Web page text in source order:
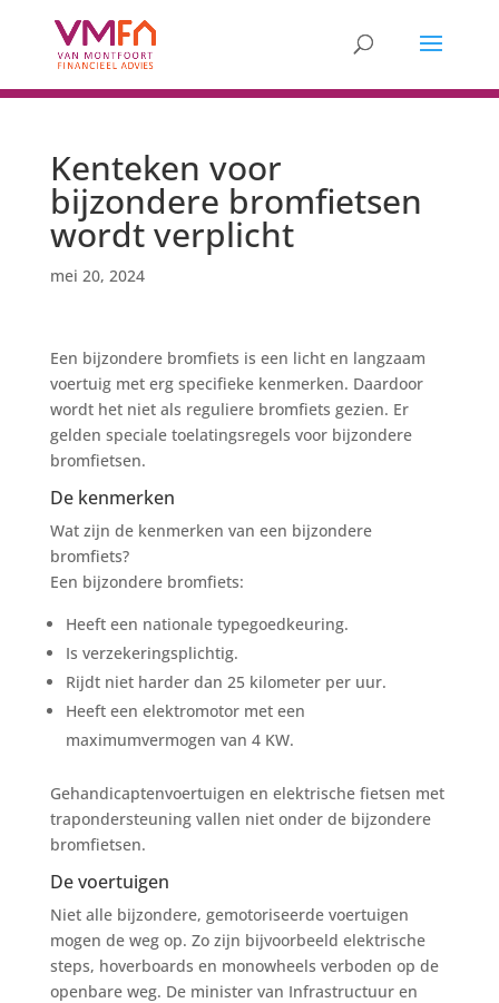
Kenteken voor
bijzondere bromfietsen
wordt verplicht
mei 20, 2024
Een bijzondere bromfiets is een licht en langzaam
voertuig met erg specifieke kenmerken. Daardoor
wordt het niet als reguliere bromfiets gezien. Er
gelden speciale toelatingsregels voor bijzondere
bromfietsen.
De kenmerken
Wat zijn de kenmerken van een bijzondere
bromfiets?
Een bijzondere bromfiets:
Heeft een nationale typegoedkeuring.
Is verzekeringsplichtig.
Rijdt niet harder dan 25 kilometer per uur.
Heeft een elektromotor met een
maximumvermogen van 4 KW.
Gehandicaptenvoertuigen en elektrische fietsen met
trapondersteuning vallen niet onder de bijzondere
bromfietsen.
De voertuigen
Niet alle bijzondere, gemotoriseerde voertuigen
mogen de weg op. Zo zijn bijvoorbeeld elektrische
steps, hoverboards en monowheels verboden op de
openbare weg. De minister van Infrastructuur en